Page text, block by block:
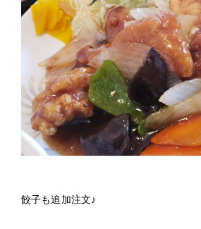
餃子も追加注文♪